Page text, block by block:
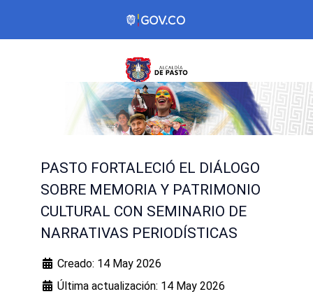
PASTO FORTALECIÓ EL DIÁLOGO
SOBRE MEMORIA Y PATRIMONIO
CULTURAL CON SEMINARIO DE
NARRATIVAS PERIODÍSTICAS
Creado: 14 May 2026
Última actualización: 14 May 2026